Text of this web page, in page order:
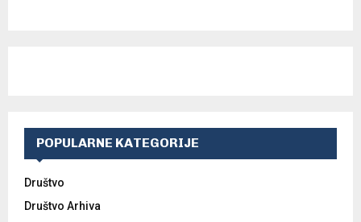
POPULARNE KATEGORIJE
Društvo
Društvo Arhiva